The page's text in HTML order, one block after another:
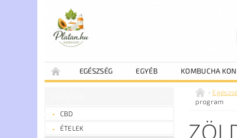
EGÉSZSÉG EGYÉB KOMBUCHA
CBD
ÉTELEK
program